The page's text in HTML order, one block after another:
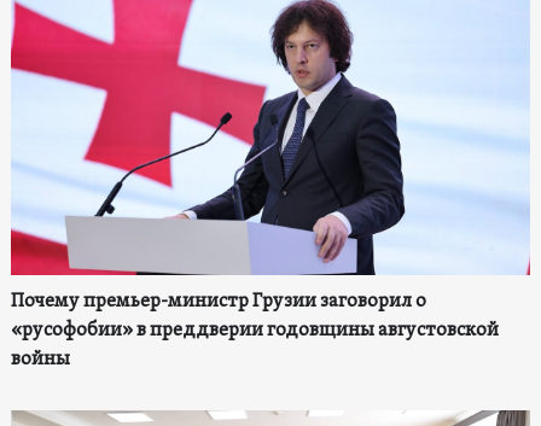
Почему премьер-министр Грузии заговорил о
«русофобии» в преддверии годовщины августовской
войны